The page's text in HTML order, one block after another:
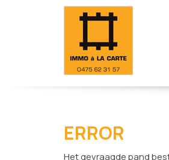
ERROR
Het gevraagde pand